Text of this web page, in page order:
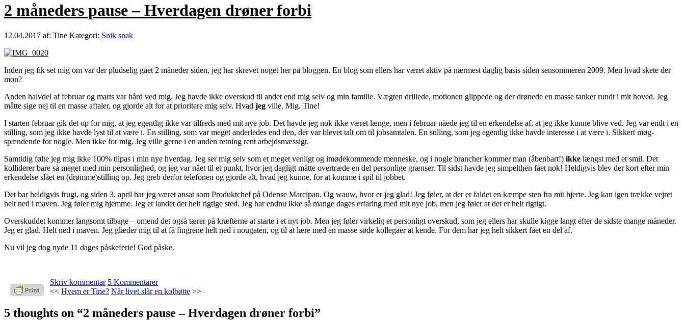
2 måneders pause – Hverdagen drøner forbi
12.04.2017 af: Tine Kategori: Snik snak
Inden jeg fik set mig om var der pludselig gået 2 måneder siden, jeg har skrevet noget her på bloggen. En blog som ellers har været aktiv på nærmest daglig basis siden sensommeren 2009. Men hvad skete der
mon?
Anden halvdel af februar og marts var hård ved mig. Jeg havde ikke overskud til andet end mig selv og min familie. Vægten drillede, motionen glippede og der drønede en masse tanker rundt i mit hoved. Jeg
måtte sige nej til en masse aftaler, og gjorde alt for at prioritere mig selv. Hvad jeg ville. Mig. Tine!
I starten februar gik det op for mig, at jeg egentlig ikke var tilfreds med mit nye job. Det havde jeg nok ikke været længe, men i februar nåede jeg til en erkendelse af, at jeg ikke kunne blive ved. Jeg var endt i en
stilling, som jeg ikke havde lyst til at være i. En stilling, som var meget anderledes end den, der var blevet talt om til jobsamtalen. En stilling, som jeg egentlig ikke havde interesse i at være i. Sikkert møg-
spændende for nogle. Men ikke for mig. Jeg ville gerne i en anden retning rent arbejdsmæssigt.
Samtidig følte jeg mig ikke 100% tilpas i min nye hverdag. Jeg ser mig selv som et meget venligt og imødekommende menneske, og i nogle brancher kommer man (åbenbart!) ikke længst med et smil. Det
kolliderer bare så meget med min personlighed, og jeg var nået til et punkt, hvor jeg dagligt måtte overtræde en del personlige grænser. Til sidst havde jeg simpelthen fået nok! Heldigvis blev der kort efter min
erkendelse slået en (drømme)stilling op. Jeg greb derfor telefonen og gjorde alt, hvad jeg kunne, for at komme i spil til jobbet.
Det bar heldigvis frugt, og siden 3. april har jeg været ansat som Produktchef på Odense Marcipan. Og wauw, hvor er jeg glad! Jeg føler, at der er faldet en kæmpe sten fra mit hjerte. Jeg kan igen trække vejret
helt ned i maven. Jeg føler mig hjemme. Jeg er landet det helt rigtige sted. Jeg har endnu ikke så mange dages erfaring med mit nye job, men jeg føler at det er helt rigtigt.
Overskuddet kommer langsomt tilbage – omend det også tærer på kræfterne at starte i et nyt job. Men jeg føler virkelig et personligt overskud, som jeg ellers har skulle kigge langt efter de sidste mange måneder.
Jeg er glad. Helt ned i maven. Jeg glæder mig til at få fingrene helt ned i nougaten, og til at lære med en masse søde kollegaer at kende. For dem har jeg helt sikkert fået en del af.
Nu vil jeg dog nyde 11 dages påskeferie! God påske.
Skriv kommentar 5 Kommentarer
<< Hvem er Tine? Når livet slår en kolbøtte >>
5 thoughts on “2 måneders pause – Hverdagen drøner forbi”